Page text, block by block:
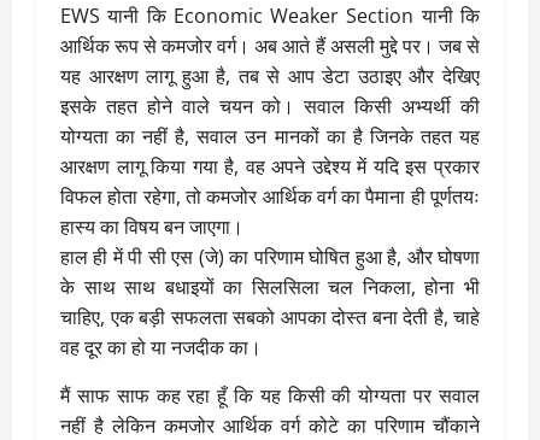
EWS यानी कि Economic Weaker Section यानी कि
आर्थिक रूप से कमजोर वर्ग। अब आते हैं असली मुद्दे पर। जब से
यह आरक्षण लागू हुआ है, तब से आप डेटा उठाइए और देखिए
इसके तहत होने वाले चयन को। सवाल किसी अभ्यर्थी की
योग्यता का नहीं है, सवाल उन मानकों का है जिनके तहत यह
आरक्षण लागू किया गया है, वह अपने उद्देश्य में यदि इस प्रकार
विफल होता रहेगा, तो कमजोर आर्थिक वर्ग का पैमाना ही पूर्णतयः
हास्य का विषय बन जाएगा।
हाल ही में पी सी एस (जे) का परिणाम घोषित हुआ है, और घोषणा
के साथ साथ बधाइयों का सिलसिला चल निकला, होना भी
चाहिए, एक बड़ी सफलता सबको आपका दोस्त बना देती है, चाहे
वह दूर का हो या नजदीक का।
मैं साफ साफ कह रहा हूँ कि यह किसी की योग्यता पर सवाल
नहीं है लेकिन कमजोर आर्थिक वर्ग कोटे का परिणाम चौंकाने